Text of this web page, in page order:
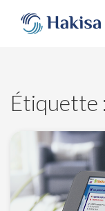
contenu
Étiquette :